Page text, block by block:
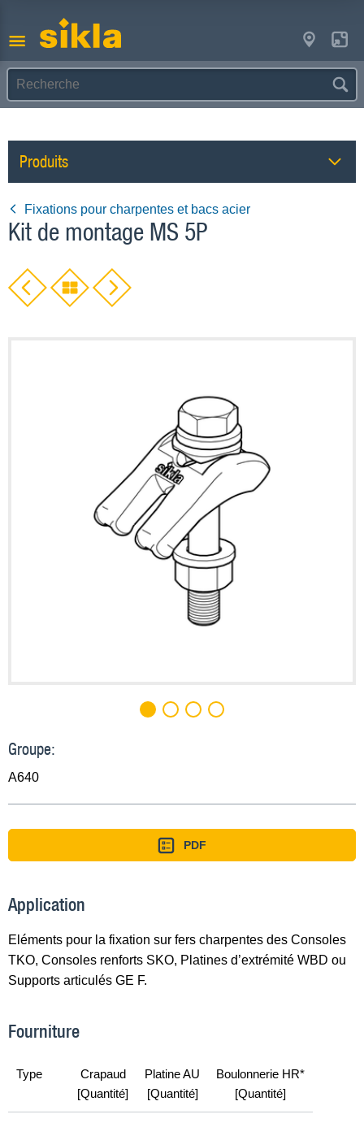
Produits
Fixations pour charpentes et bacs acier
Kit de montage MS 5P
Groupe:
A640
PDF
Application
Eléments pour la fixation sur fers charpentes des Consoles
TKO, Consoles renforts SKO, Platines d’extrémité WBD ou
Supports articulés GE F.
Fourniture
Type
Crapaud
[Quantité]
Platine AU
[Quantité]
Boulonnerie HR*
[Quantité]